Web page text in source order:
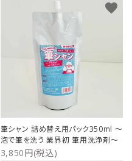
筆シャン 詰め替え用パック350ml ～
泡で筆を洗う 業界初 筆用洗浄剤～
3,850円(税込)
favorite